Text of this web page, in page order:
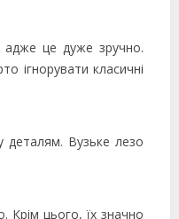
адже це дуже зручно.
ігнорувати класичні
Вузьке лезо
цього, їх значно